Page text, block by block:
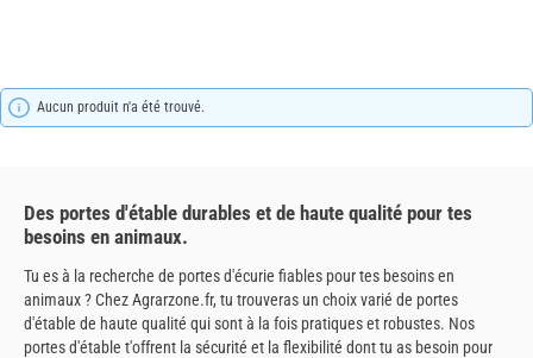
Aucun produit n'a été trouvé.
Des portes d'étable durables et de haute qualité pour tes
besoins en animaux.
Tu es à la recherche de portes d'écurie fiables pour tes besoins en
animaux ? Chez Agrarzone.fr, tu trouveras un choix varié de portes
d'étable de haute qualité qui sont à la fois pratiques et robustes. Nos
portes d'étable t'offrent la sécurité et la flexibilité dont tu as besoin pour